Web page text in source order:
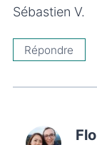
Sébastien V.
Répondre